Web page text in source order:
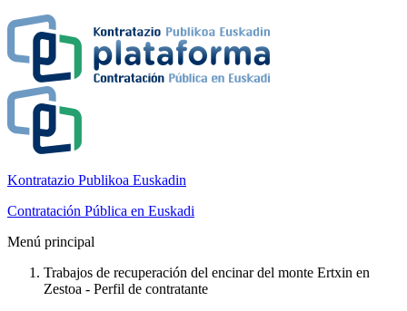
Kontratazio Publikoa Euskadin
Contratación Pública en Euskadi
Menú principal
Trabajos de recuperación del encinar del monte Ertxin en
Zestoa - Perfil de contratante